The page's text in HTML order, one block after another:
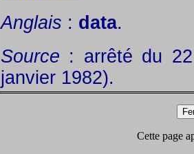
Anglais : data.
Source : arrêté du
janvier 1982).
Cette page